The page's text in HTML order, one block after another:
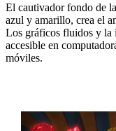
El cautivador fondo de
azul y amarillo, crea el
Los gráficos fluidos y la
accesible en
móviles.